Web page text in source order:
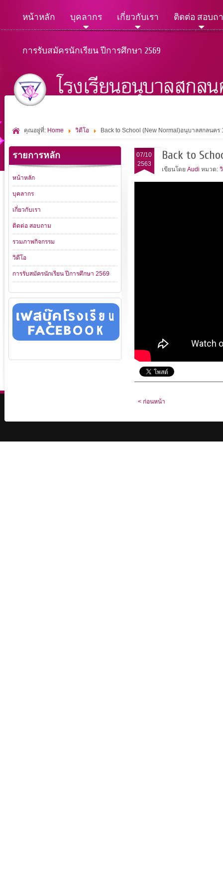
หน้าหลัก บุคลากร เกี่ยวกับเรา ติดต่อ สอบถ
การรับสมัครนักเรียน ปีการศึกษา 2569
คุณอยู่ที่: Home วิดีโอ Back to School (New Normal)อนุบาลสกลนคร
07/10
2563
Back to
เขียนโดย Audi หมวด:
< ก่อนหน้า
รายการหลัก
หน้าหลัก
บุคลากร
เกี่ยวกับเรา
ติดต่อ สอบถาม
รวมภาพกิจกรรม
วิดีโอ
การรับสมัครนักเรียน ปีการศึกษา 2569